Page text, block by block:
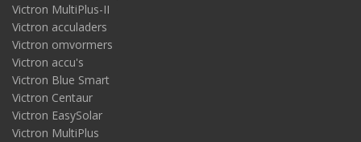
Victron MultiPlus-II
Victron acculaders
Victron omvormers
Victron accu's
Victron Blue Smart
Victron Centaur
Victron EasySolar
Victron MultiPlus